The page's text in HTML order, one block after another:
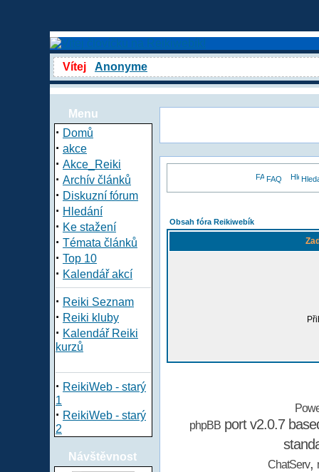
Vítej Anonyme
Menu
· Domů
· akce
· Akce_Reiki
· Archív článků
· Diskuzní fórum
· Hledání
· Ke stažení
· Témata článků
· Top 10
· Kalendář akcí
· Reiki Seznam
· Reiki kluby
· Kalendář Reiki
kurzů
· ReikiWeb - starý
1
· ReikiWeb - starý
2
Návštěvnost
FAQ
Obsah fóra Reikiwebík
phpBBport v2.0.7
ChatServ,